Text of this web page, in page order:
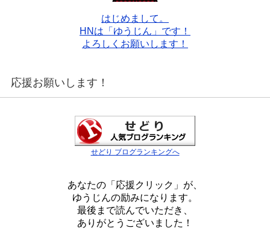
はじめまして。
HNは「ゆうじん」です！
よろしくお願いします！
応援お願いします！
せどり ブログランキングへ
あなたの「応援クリック」が、
ゆうじんの励みになります。
最後まで読んでいただき、
ありがとうございました！